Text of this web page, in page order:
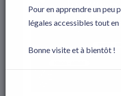
Pour en apprendre un peu
légales accessibles tout en
Bonne visite et à bientôt !